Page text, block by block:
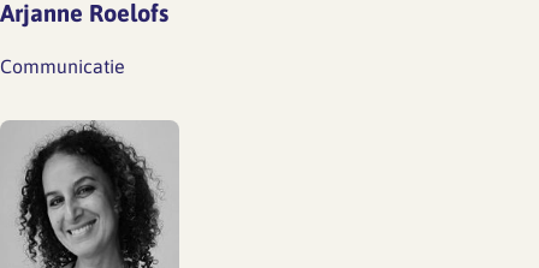
Arjanne Roelofs
Communicatie